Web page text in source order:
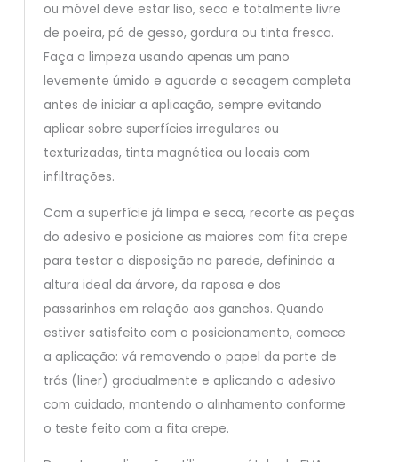
ou móvel deve estar liso, seco e totalmente livre
de poeira, pó de gesso, gordura ou tinta fresca.
Faça a limpeza usando apenas um pano
levemente úmido e aguarde a secagem completa
antes de iniciar a aplicação, sempre evitando
aplicar sobre superfícies irregulares ou
texturizadas, tinta magnética ou locais com
infiltrações.
Com a superfície já limpa e seca, recorte as peças
do adesivo e posicione as maiores com fita crepe
para testar a disposição na parede, definindo a
altura ideal da árvore, da raposa e dos
passarinhos em relação aos ganchos. Quando
estiver satisfeito com o posicionamento, comece
a aplicação: vá removendo o papel da parte de
trás (liner) gradualmente e aplicando o adesivo
com cuidado, mantendo o alinhamento conforme
o teste feito com a fita crepe.